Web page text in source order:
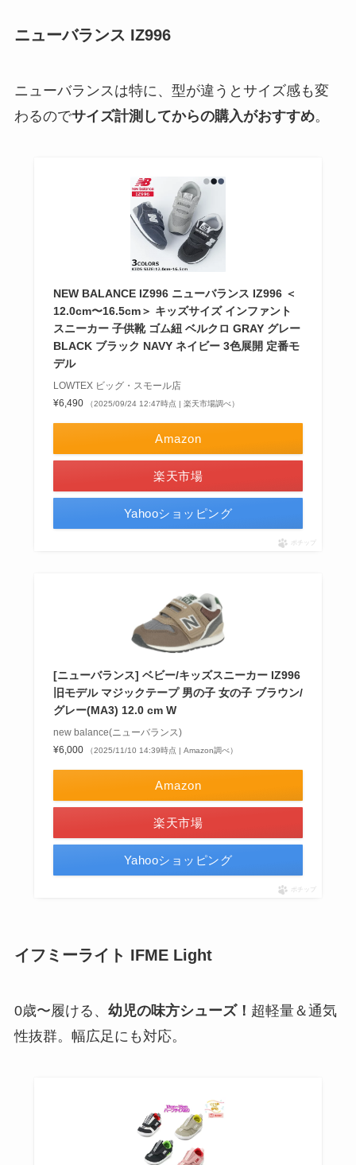
ニューバランス IZ996
ニューバランスは特に、型が違うとサイズ感も変
わるのでサイズ計測してからの購入がおすすめ。
NEW BALANCE IZ996 ニューバランス IZ996 ＜
12.0cm〜16.5cm＞ キッズサイズ インファント
スニーカー 子供靴 ゴム紐 ベルクロ GRAY グレー
BLACK ブラック NAVY ネイビー 3色展開 定番モ
デル
LOWTEX ビッグ・スモール店
¥6,490
（2025/09/24 12:47時点 | 楽天市場調べ）
Amazon
楽天市場
Yahooショッピング
ポチップ
[ニューバランス] ベビー/キッズスニーカー IZ996
旧モデル マジックテープ 男の子 女の子 ブラウン/
グレー(MA3) 12.0 cm W
new balance(ニューバランス)
¥6,000
（2025/11/10 14:39時点 | Amazon調べ）
Amazon
楽天市場
Yahooショッピング
ポチップ
イフミーライト IFME Light
0歳〜履ける、 幼児の味方シューズ！ 超軽量＆通気
性抜群。幅広足にも対応。